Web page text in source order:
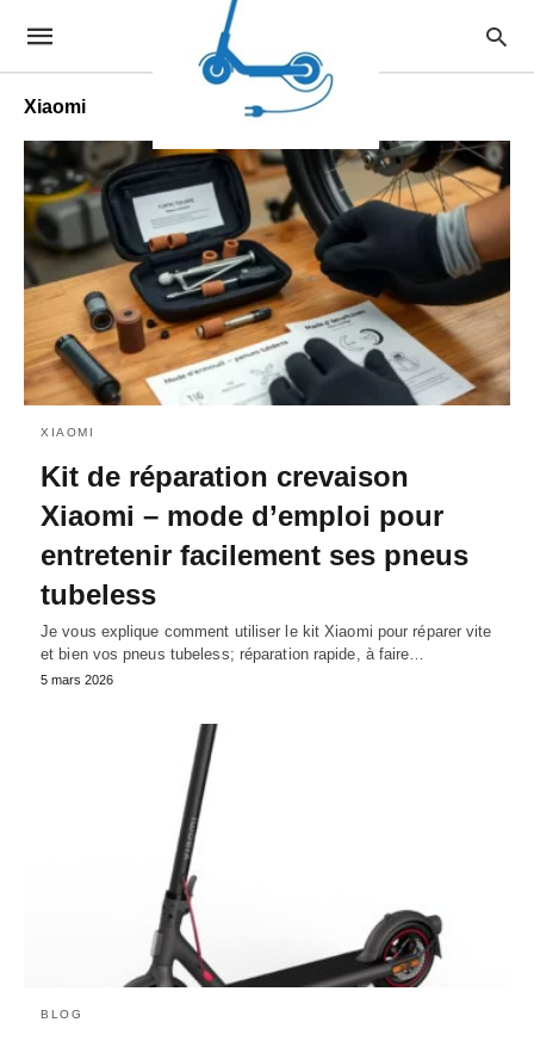
Xiaomi
XIAOMI
Kit de réparation crevaison
Xiaomi – mode d’emploi pour
entretenir facilement ses pneus
tubeless
Je vous explique comment utiliser le kit Xiaomi pour réparer vite
et bien vos pneus tubeless; réparation rapide, à faire…
5 mars 2026
BLOG